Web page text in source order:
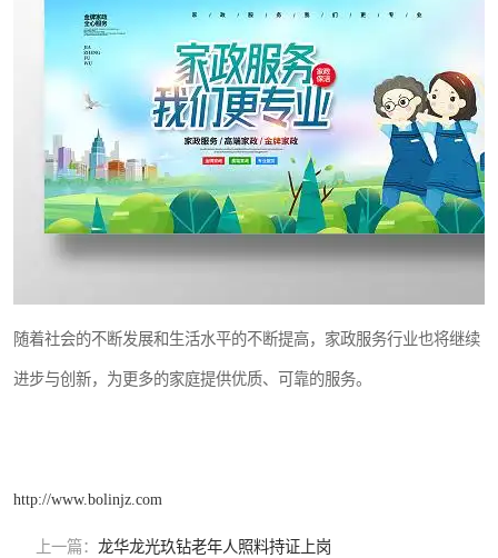
随着社会的不断发展和生活水平的不断提高，家政服务行业也将继续
进步与创新，为更多的家庭提供优质、可靠的服务。
http://www.bolinjz.com
上一篇： 龙华龙光玖钻老年人照料持证上岗